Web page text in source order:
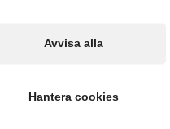
även att
bäst under
Avvisa alla
Hantera cookies